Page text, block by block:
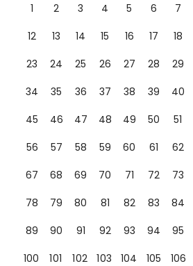
1 2 3 4 5 6 7
12
13 14 15 16 17 18
23
24 25 26 27 28 29
34
35 36 37 38 39 40
45
46 47 48 49 50 51
56
57 58 59 60 61 62
67
68 69 70 71 72 73
78
79 80 81 82 83 84
89
90 91 92 93 94 95
100
101 102 103 104 105 106